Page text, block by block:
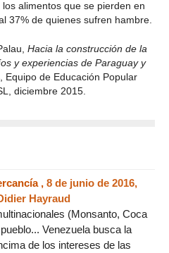
alimentos que se pierden en
37% de quienes sufren hambre.
Hacia la construcción de la
y experiencias de Paraguay y
Equipo de Educación Popular
diciembre 2015.
, 8 de junio de 2016,
Hayraud
(Monsanto, Coca
Venezuela busca la
de los intereses de las